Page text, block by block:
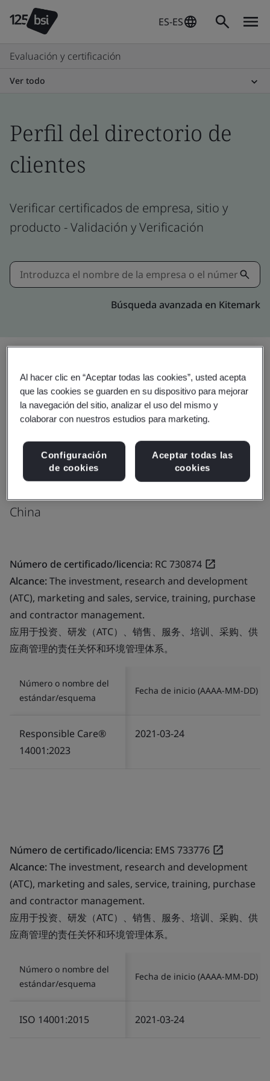
ES-ES
Evaluación y certificación
Ver todo
Perfil del directorio de
clientes
Verificar certificados de empresa, sitio y
producto - Validación y Verificación
Búsqueda avanzada en Kitemark
Compartir: Actualizar
No. 558 Shuangbai Road
Minhang District
China
Número de certificado/licencia: RC 730874
Alcance:The investment, research and development
(ATC), marketing and sales, service, training, purchase
and contractor management.
应用于投资、研发（ATC）、销售、服务、培训、采购、供
应商管理的责任关怀和环境管理体系。
Número o nombre del
estándar/esquema
Fecha de inicio (AAAA-MM-DD)
Responsible Care®
14001:2023
2021-03-24
Número de certificado/licencia: EMS 733776
Alcance:The investment, research and development
(ATC), marketing and sales, service, training, purchase
and contractor management.
应用于投资、研发（ATC）、销售、服务、培训、采购、供
应商管理的责任关怀和环境管理体系。
Número o nombre del
estándar/esquema
Fecha de inicio (AAAA-MM-DD)
ISO 14001:2015 2021-03-24
Al hacer clic en “Aceptar todas las cookies”, usted acepta
que las cookies se guarden en su dispositivo para mejorar
la navegación del sitio, analizar el uso del mismo y
colaborar con nuestros estudios para marketing.
Configuración
de cookies
Aceptar todas las
cookies